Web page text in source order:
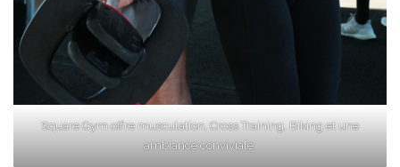
Square Gym offre musculation, Cross Training, Biking et une
ambiance conviviale.